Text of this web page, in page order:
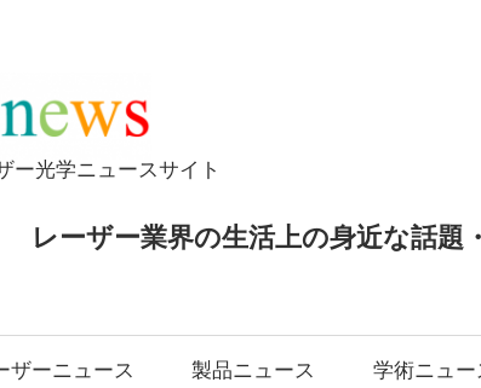
ー光学ニュースサイト
レーザー業界の生活上の身近な話
ザーニュース 製品ニュース 学術ニュー